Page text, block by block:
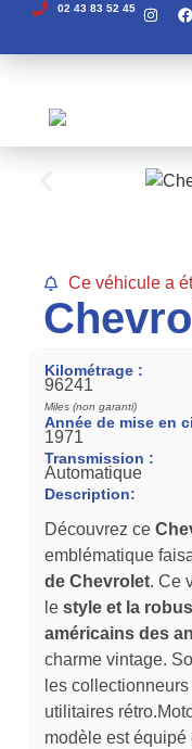
02 43 83 52 45
Ce véhicule a
Kilométrage :
96241
Miles (non garanti)
Année de mise en
1971
Transmission :
Automatique
Description:
Découvrez ce
emblématique
de Chevrolet. Ce
le style et la
américains des
charme vintage.
les
utilitaires
modèle est équipé